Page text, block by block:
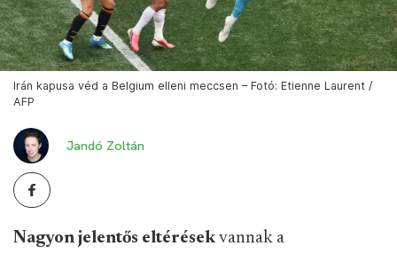
Irán kapusa véd a Belgium elleni meccsen – Fotó: Etienne Laurent /
AFP
Jandó Zoltán
Nagyon jelentős eltérések vannak a